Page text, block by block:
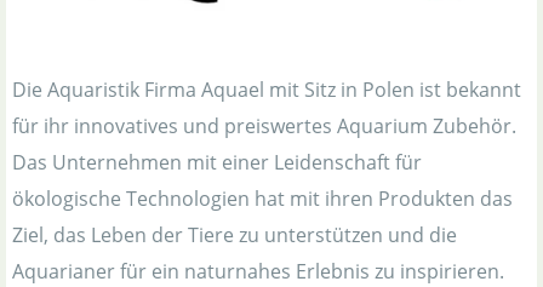
Die Aquaristik Firma Aquael mit Sitz in Polen ist bekannt
für ihr innovatives und preiswertes Aquarium Zubehör.
Das Unternehmen mit einer Leidenschaft für
ökologische Technologien hat mit ihren Produkten das
Ziel, das Leben der Tiere zu unterstützen und die
Aquarianer für ein naturnahes Erlebnis zu inspirieren.